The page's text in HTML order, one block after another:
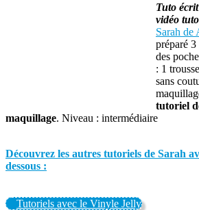
Tuto
vidéo
Sarah de
préparé
des
: 1
sans
tutoriel
maquillage. Niveau : intermédiaire
Découvrez les autres tutoriels de Sarah
dessous :
Tutoriels avec le Vinyle Jelly